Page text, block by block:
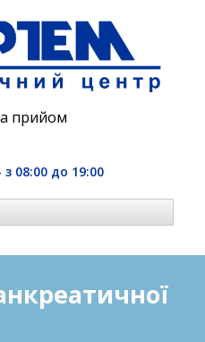
прийом
08:00 до 19:00